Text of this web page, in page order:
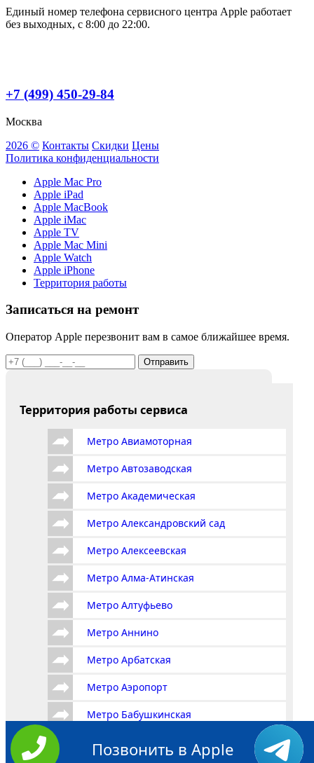
Единый номер телефона сервисного центра Apple работает
без выходных, с 8:00 до 22:00.
+7 (499) 450-29-84
Москва
2026 © Контакты Скидки Цены
Политика конфиденциальности
Apple Mac Pro
Apple iPad
Apple MacBook
Apple iMac
Apple TV
Apple Mac Mini
Apple Watch
Apple iPhone
Территория работы
Записаться на ремонт
Оператор Apple перезвонит вам в самое ближайшее время.
Отправить
Территория работы сервиса
Метро Авиамоторная
Метро Автозаводская
Метро Академическая
Метро Александровский сад
Метро Алексеевская
Метро Алма-Атинская
Метро Алтуфьево
Метро Аннино
Метро Арбатская
Метро Аэропорт
Метро Бабушкинская
Метро Багратионовская
Позвонить в Apple